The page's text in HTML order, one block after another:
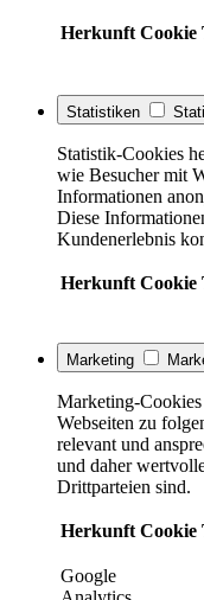
Herkunft Cookie
Statistiken
Statistik-Cookies
wie Besucher mit
Informationen
Diese
Kundenerlebnis
Herkunft Cookie
Marketing
Marketing-
Webseiten zu
relevant und
und daher
Drittparteien sind.
Herkunft Cookie
Google